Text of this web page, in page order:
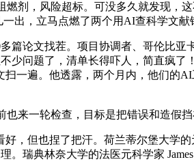
剂，风险超标。可没多久就发现，
出，立马点燃了两个用AI查科学文献
论文找茬。项目协调者、哥伦比亚
问题了，清单长得吓人，简直疯了
一遍。他透露，两个月内，他们的
一轮检查，目标是把错误和造假挡
但也捏了把汗。荷兰蒂尔堡大学的
瑞典林奈大学的法医元科学家